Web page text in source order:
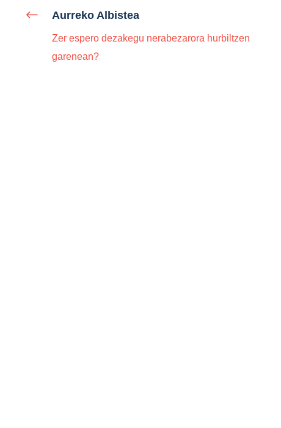
Aurreko Albistea
Zer espero dezakegu nerabezarora hurbiltzen
garenean?